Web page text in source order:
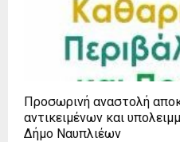
Προσωρινή αναστολή
αντικειμένων και
Δήμο Ναυπλιέων